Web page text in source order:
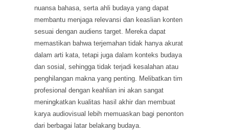
nuansa bahasa, serta ahli budaya yang dapat
membantu menjaga relevansi dan keaslian konten
sesuai dengan audiens target. Mereka dapat
memastikan bahwa terjemahan tidak hanya akurat
dalam arti kata, tetapi juga dalam konteks budaya
dan sosial, sehingga tidak terjadi kesalahan atau
penghilangan makna yang penting. Melibatkan tim
profesional dengan keahlian ini akan sangat
meningkatkan kualitas hasil akhir dan membuat
karya audiovisual lebih memuaskan bagi penonton
dari berbagai latar belakang budaya.